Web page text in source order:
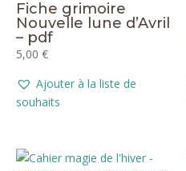
Fiche grimoire
Nouvelle lune d’Avril
– pdf
5,00 €
Ajouter à la liste de
souhaits